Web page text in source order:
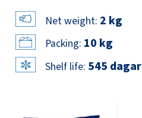
Net weight: 2 kg
Packing: 10 kg
Shelf life: 545 dagar